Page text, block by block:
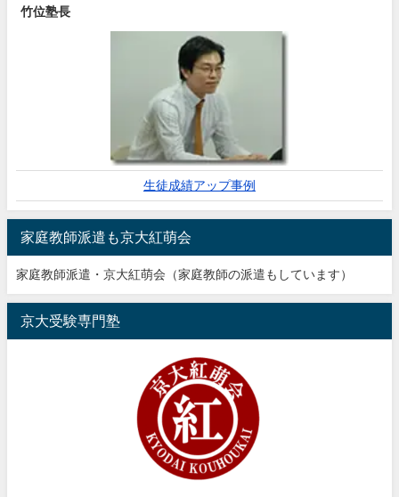
竹位塾長
生徒成績アップ事例
家庭教師派遣も京大紅萌会
家庭教師派遣・京大紅萌会（家庭教師の派遣もしています）
京大受験専門塾